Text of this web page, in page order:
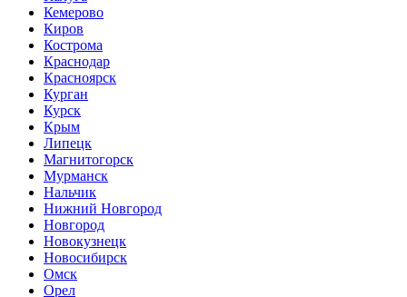
Кемерово
Киров
Кострома
Краснодар
Красноярск
Курган
Курск
Крым
Липецк
Магнитогорск
Мурманск
Нальчик
Нижний Новгород
Новгород
Новокузнецк
Новосибирск
Омск
Орел